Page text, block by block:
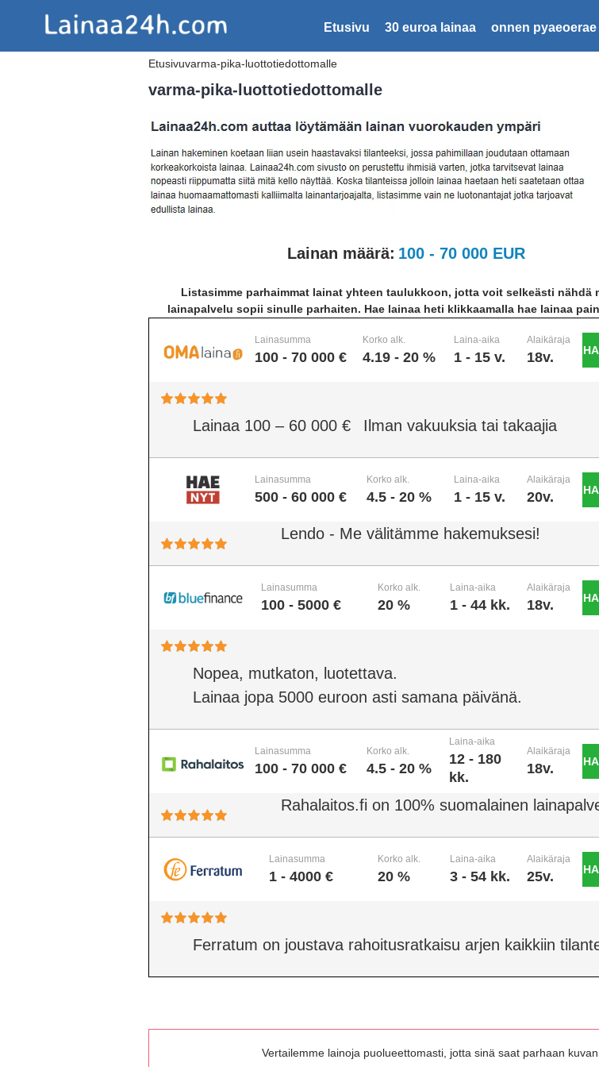
Etusivu 30 euroa lainaa onnen pyaeoerae
Etusivuvarma-pika-luottotiedottomalle
varma-pika-luottotiedottomalle
Lainan määrä: 100 - 70 000 EUR
Listasimme parhaimmat lainat yhteen taulukkoon, jotta voit selkeästi nähdä
lainapalvelu sopii sinulle parhaiten. Hae lainaa heti klikkaamalla hae lainaa
Lainasumma
100 - 70 000 €
Korko alk.
4.19 - 20 %
Laina-aika
1 - 15 v.
Alaikäraja
18v.
Lainaa 100 – 60 000 € Ilman vakuuksia tai takaajia
Lainasumma
500 - 60 000 €
Korko alk.
4.5 - 20 %
Laina-aika
1 - 15 v.
Alaikäraja
20v.
Lendo - Me välitämme hakemuksesi!
Lainasumma
100 - 5000 €
Korko alk.
20 %
Laina-aika
1 - 44 kk.
Alaikäraja
18v.
Nopea, mutkaton, luotettava.
Lainaa jopa 5000 euroon asti samana päivänä.
Lainasumma
100 - 70 000 €
Korko alk.
4.5 - 20 %
Laina-aika
12 - 180
kk.
Alaikäraja
18v.
Rahalaitos.fi on 100% suomalainen
Lainasumma
1 - 4000 €
Korko alk.
20 %
Laina-aika
3 - 54 kk.
Alaikäraja
25v.
Ferratum on joustava rahoitusratkaisu arjen kaikkiin
Vertailemme lainoja puolueettomasti, jotta sinä saat parhaan